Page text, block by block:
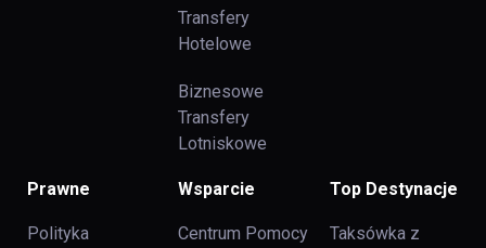
Transfery
Hotelowe
Biznesowe
Transfery
Lotniskowe
Prawne
Polityka
Wsparcie
Centrum Pomocy
Top Destynacje
Taksówka z